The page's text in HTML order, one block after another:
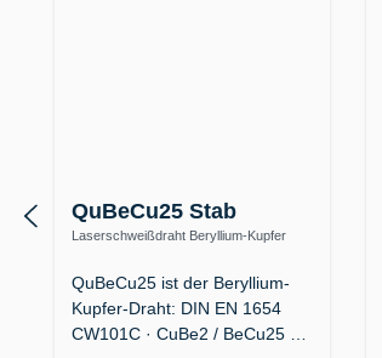
QuBeCu25 Stab
Laserschweißdraht Beryllium-Kupfer
QuBeCu25 ist der Beryllium-
Kupfer-Draht: DIN EN 1654
CW101C · CuBe2 / BeCu25 ·